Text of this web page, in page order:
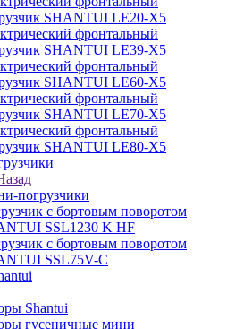
SHANTUI LE20-X5
фронтальный
SHANTUI LE39-X5
фронтальный
SHANTUI LE60-X5
фронтальный
SHANTUI LE70-X5
фронтальный
SHANTUI LE80-X5
погрузчики
с бортовым поворотом
SSL1230 K HF
с бортовым поворотом
SSL75V-C
Shantui
гусеничные мини